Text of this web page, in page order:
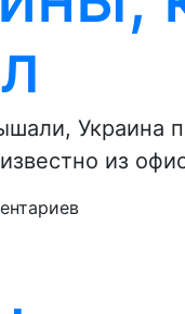
Украина
из